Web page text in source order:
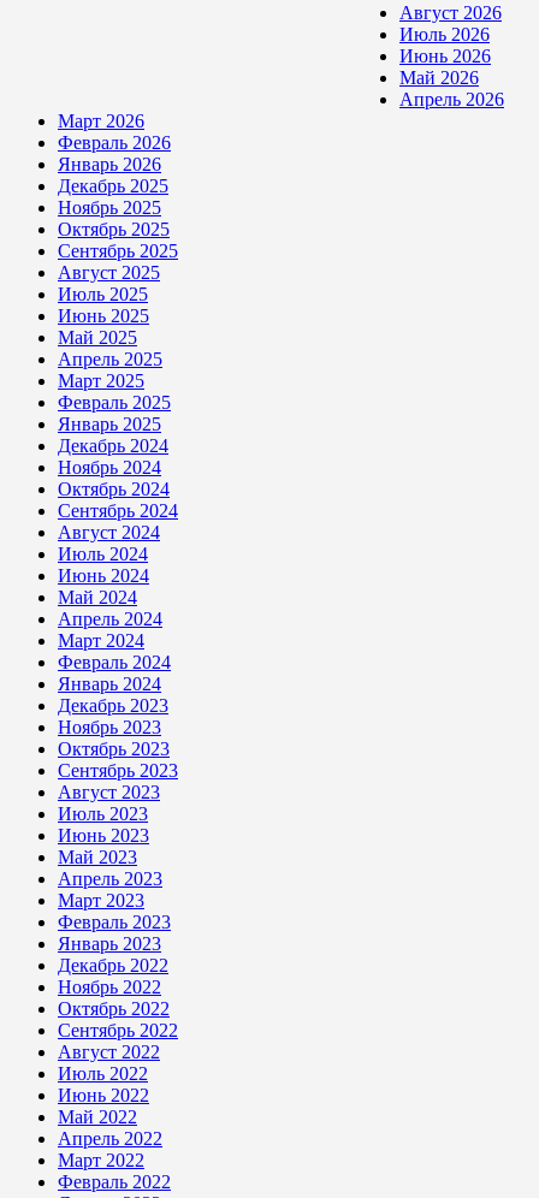
Август 2026
Июль 2026
Июнь 2026
Май 2026
Апрель 2026
Март 2026
Февраль 2026
Январь 2026
Декабрь 2025
Ноябрь 2025
Октябрь 2025
Сентябрь 2025
Август 2025
Июль 2025
Июнь 2025
Май 2025
Апрель 2025
Март 2025
Февраль 2025
Январь 2025
Декабрь 2024
Ноябрь 2024
Октябрь 2024
Сентябрь 2024
Август 2024
Июль 2024
Июнь 2024
Май 2024
Апрель 2024
Март 2024
Февраль 2024
Январь 2024
Декабрь 2023
Ноябрь 2023
Октябрь 2023
Сентябрь 2023
Август 2023
Июль 2023
Июнь 2023
Май 2023
Апрель 2023
Март 2023
Февраль 2023
Январь 2023
Декабрь 2022
Ноябрь 2022
Октябрь 2022
Сентябрь 2022
Август 2022
Июль 2022
Июнь 2022
Май 2022
Апрель 2022
Март 2022
Февраль 2022